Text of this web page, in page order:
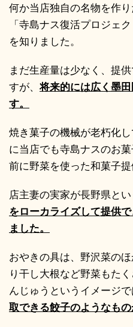
何か当店独自の名物を作
「寺島ナス復活プロジェ
を知りました。
まだ生産量は少なく、提
すが、将来的には広く墨
す。
焼き菓子の機械が老朽化
に当店でも寺島ナスのお
前に野菜を使った和菓子提
店主妻の実家が長野県と
をローカライズして提供
ました。
おやきの具は、野沢菜の
り干し大根など野菜もた
んじゅうというイメージで
取できる餃子のようなもの